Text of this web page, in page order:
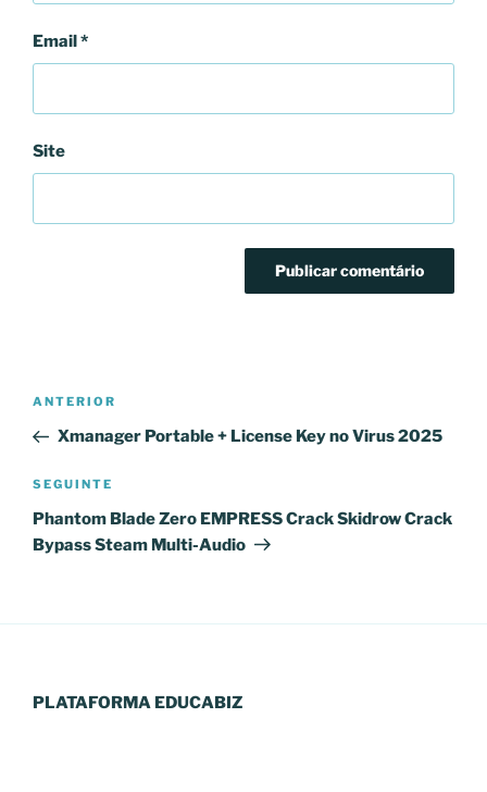
Email*
Site
Navegação
artigos
Conteúdo
anterior
ANTERIOR
Xmanager Portable + License Key no Virus 2025
Conteúdo
seguinte
SEGUINTE
Phantom Blade Zero EMPRESS Crack Skidrow Crack
Bypass Steam Multi-Audio
PLATAFORMA EDUCABIZ